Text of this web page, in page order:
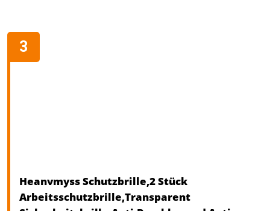
Heanvmyss Schutzbrille,2 Stück
Arbeitsschutzbrille,Transparent